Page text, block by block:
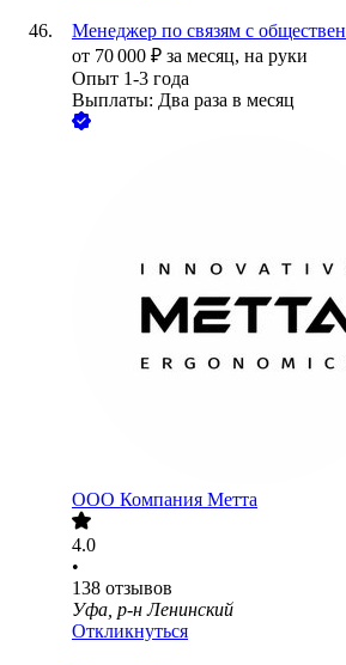
Менеджер по связям с
от 70 000 ₽ за месяц, на руки
Опыт 1-3 года
Выплаты: Два раза в месяц
ООО Компания Метта
4.0
•
138 отзывов
Уфа, р-н Ленинский
Откликнуться